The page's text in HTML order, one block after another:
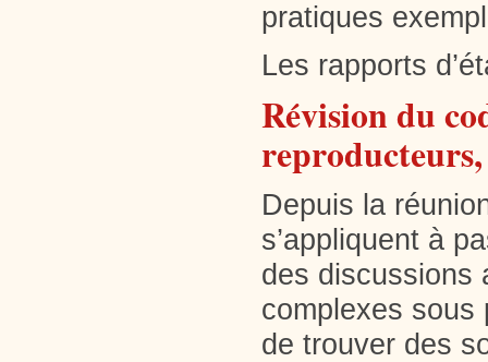
pratiques
Les rapports
Révision du
Depuis la
s’appliquent à
des discussions
complexes sous
de trouver des